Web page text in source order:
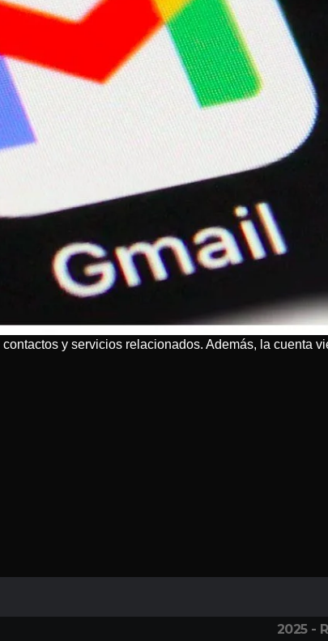
y servicios relacionados. Además, la cuenta
2025 -